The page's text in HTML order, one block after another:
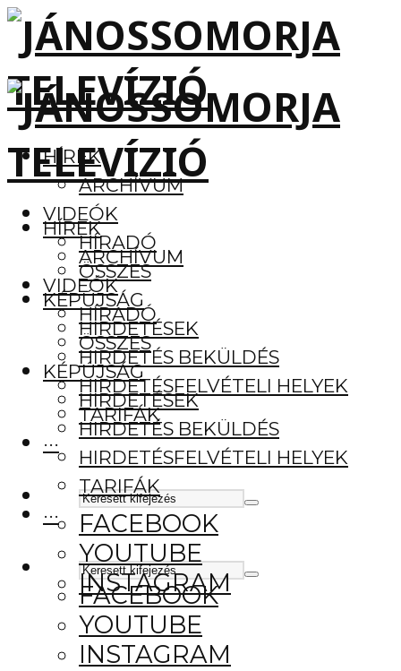
HÍREK
ARCHÍVUM
VIDEÓK
HÍRADÓ
ÖSSZES
KÉPÚJSÁG
HIRDETÉSEK
HIRDETÉS BEKÜLDÉS
HIRDETÉSFELVÉTELI HELYEK
TARIFÁK
···
FACEBOOK
YOUTUBE
INSTAGRAM
HÍREK
ARCHÍVUM
VIDEÓK
HÍRADÓ
ÖSSZES
KÉPÚJSÁG
HIRDETÉSEK
HIRDETÉS BEKÜLDÉS
HIRDETÉSFELVÉTELI HELYEK
TARIFÁK
···
FACEBOOK
YOUTUBE
INSTAGRAM